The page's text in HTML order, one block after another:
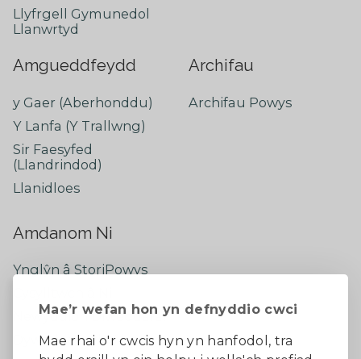
Mae’r wefan hon yn defnyddio cwci
Mae rhai o'r cwcis hyn yn hanfodol, tra
Llyfrgell Gymunedol
Llanwrtyd
Amgueddfeydd
y Gaer (Aberhonddu)
Y Lanfa (Y Trallwng)
Sir Faesyfed
(Llandrindod)
Llanidloes
Archifau
Archifau Powys
Amdanom Ni
Ynglŷn â StoriPowys
Newyddion Diweddaraf
Dywedwch eich barn